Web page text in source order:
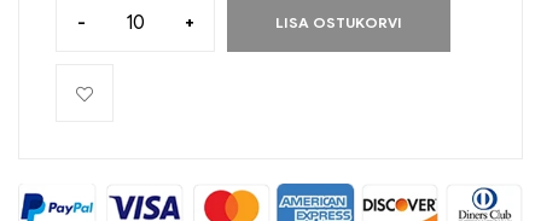
- + LISA OSTUKORVI